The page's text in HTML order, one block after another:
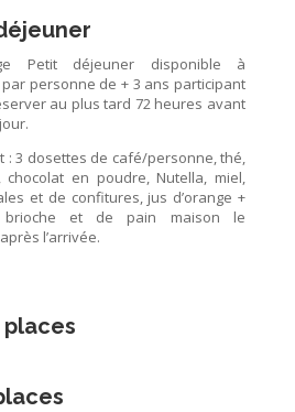
Petit déjeuner disponible à
par personne de + 3 ans participant
au plus tard 72 heures avant
: 3 dosettes de café/personne, thé,
chocolat en poudre, Nutella, miel,
et de confitures, jus d’orange +
brioche et de pain maison le
l’arrivée.
places